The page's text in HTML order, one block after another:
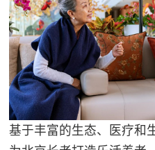
基于丰富的生态、医疗和